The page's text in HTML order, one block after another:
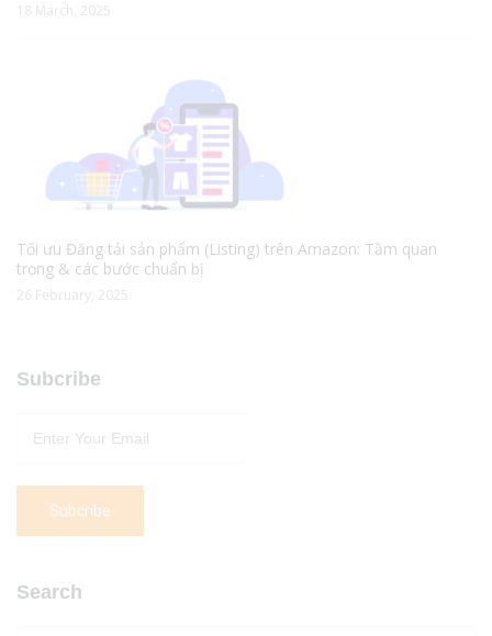
18 March, 2025
Tối ưu Đăng tải sản phẩm (Listing) trên Amazon: Tầm quan
trọng & các bước chuẩn bị
26 February, 2025
Subcribe
Search